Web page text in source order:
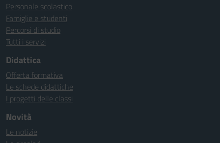
Personale scolastico
Famiglie e studenti
Percorsi di studio
Tutti i servizi
Didattica
Offerta formativa
Le schede didattiche
I progetti delle classi
Novità
Le notizie